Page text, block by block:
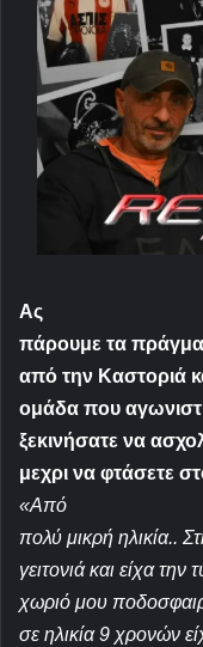
Ας
πάρουμε τα
από την Καστοριά
ομάδα που
ξεκινήσατε να
μεχρι να φτάσετε
«Από
πολύ μικρή ηλικία..
γειτονιά και είχα την
χωριό μου
σε ηλικία 9 χρονών